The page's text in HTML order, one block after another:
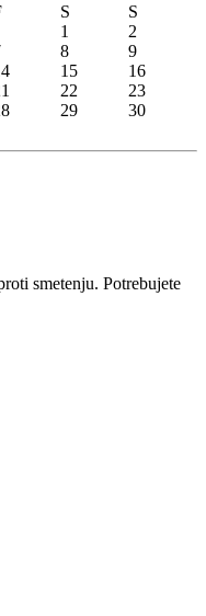
S
S
1
2
8
9
15
16
22
23
29
30
smetenju. Potrebujete